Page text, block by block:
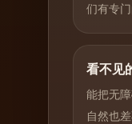
们有专
看不见
能把无
自然也